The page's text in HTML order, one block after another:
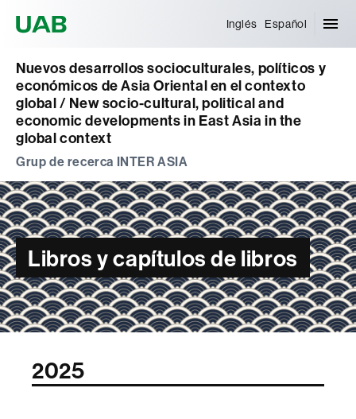
Inglés Español
Nuevos desarrollos socioculturales, políticos y
económicos de Asia Oriental en el contexto
global / New socio-cultural, political and
economic developments in East Asia in the
global context
Grup de recerca INTER ASIA
Libros y capítulos de libros
2025